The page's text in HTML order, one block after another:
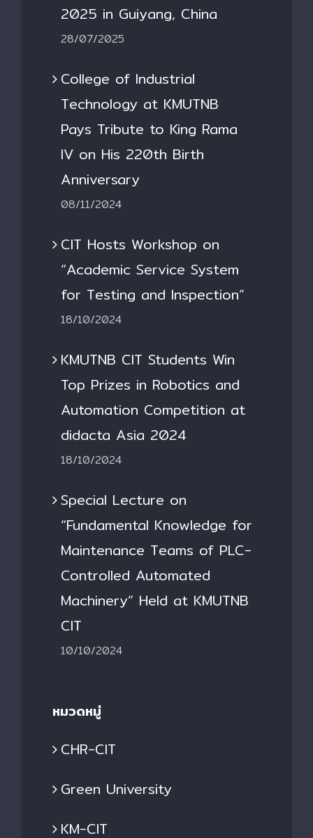
2025 in Guiyang, China
28/07/2025
College of Industrial
Technology at KMUTNB
Pays Tribute to King Rama
IV on His 220th Birth
Anniversary
08/11/2024
CIT Hosts Workshop on
“Academic Service System
for Testing and Inspection”
18/10/2024
KMUTNB CIT Students Win
Top Prizes in Robotics and
Automation Competition at
didacta Asia 2024
18/10/2024
Special Lecture on
“Fundamental Knowledge for
Maintenance Teams of PLC-
Controlled Automated
Machinery” Held at KMUTNB
CIT
10/10/2024
หมวดหมู่
CHR-CIT
Green University
KM-CIT